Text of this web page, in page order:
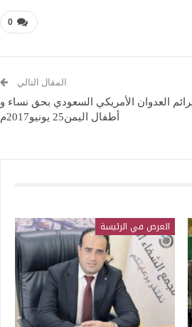
0
المقال التالي
العدوان الأمريكي السعودي بحق نساء و
أطفال اليمن25 يونيو2017م
العرض في الرئيسة